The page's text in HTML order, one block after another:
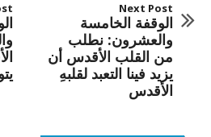
Next Post
الوقفة الخامسة
والعشرون: نطلب
من القلب الأقدس أن
يزيد فينا التعبد لقلبهِ
الأقدس